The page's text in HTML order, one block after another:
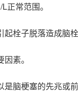
正常范围。
栓子脱落造成脑栓
素。
脑梗塞的先兆或